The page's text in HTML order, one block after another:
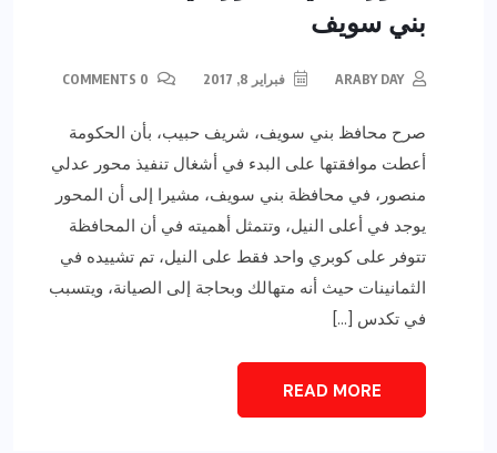
بني سويف
ARABY DAY فبراير 8, 2017
صرح محافظ بني سويف، شريف حبيب، بأن الحكومة
أعطت موافقتها على البدء في أشغال تنفيذ محور عدلي
منصور، في محافظة بني سويف، مشيرا إلى أن المحور
يوجد في أعلى النيل، وتتمثل أهميته في أن المحافظة
تتوفر على كوبري واحد فقط على النيل، تم تشييده في
الثمانينات حيث أنه متهالك وبحاجة إلى الصيانة، ويتسبب
في تكدس […]
READ MORE